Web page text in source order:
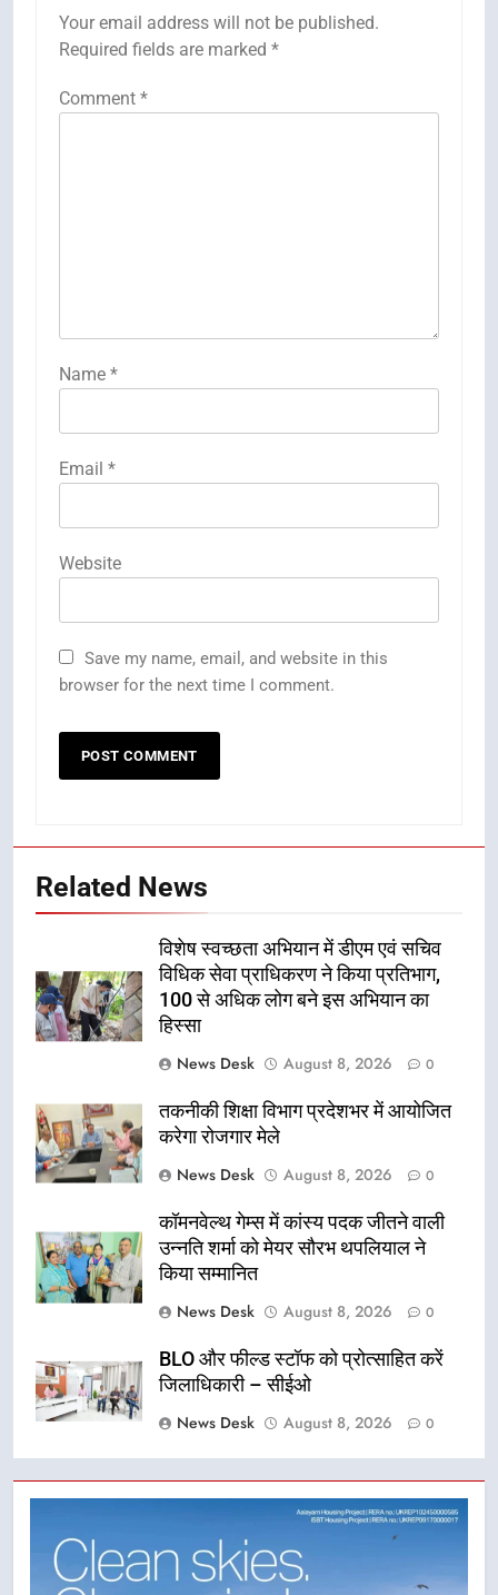
Your email address will not be published.
Required fields are marked *
Comment *
Name *
Email *
Website
Save my name, email, and website in this
browser for the next time I comment.
Related News
विशेष स्वच्छता अभियान में डीएम एवं सचिव
विधिक सेवा प्राधिकरण ने किया प्रतिभाग,
100 से अधिक लोग बने इस अभियान का
हिस्सा
News Desk
August 8, 2026 0
तकनीकी शिक्षा विभाग प्रदेशभर में आयोजित
करेगा रोजगार मेले
News Desk
August 8, 2026 0
कॉमनवेल्थ गेम्स में कांस्य पदक जीतने वाली
उन्नति शर्मा को मेयर सौरभ थपलियाल ने
किया सम्मानित
News Desk
August 8, 2026 0
BLO और फील्ड स्टॉफ को प्रोत्साहित करें
जिलाधिकारी – सीईओ
News Desk
August 8, 2026 0